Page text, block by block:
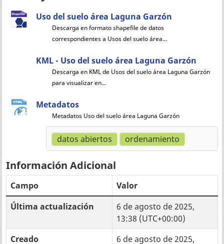
Uso del suelo área Laguna Garzón
Descarga en formato shapefile de datos
correspondientes a Usos del suelo área...
KML - Uso del suelo área Laguna Garzón
Descarga en KML de Usos del suelo área Laguna Garzón
para visualizar en...
Metadatos
Metadatos Uso del suelo área Laguna Garzón
datos abiertos ordenamiento
Información Adicional
Campo
Valor
Última actualización
6 de agosto de 2025,
13:38 (UTC+00:00)
Creado
6 de agosto de 2025,